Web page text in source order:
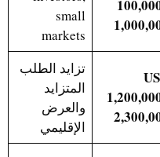
small
markets
تزايد الطلب
المتزايد
والعرض
الإقليمي